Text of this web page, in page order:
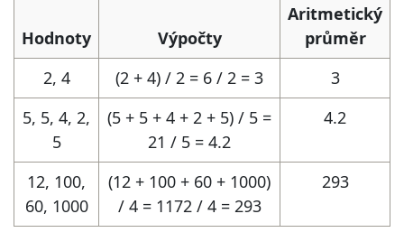
Hodnoty Výpočty
Aritmetický
průměr
2, 4
(2 + 4) / 2 = 6 / 2 = 3
3
5, 5, 4, 2,
5
(5 + 5 + 4 + 2 + 5) / 5 =
21 / 5 = 4.2
4.2
12, 100,
60, 1000
(12 + 100 + 60 + 1000)
/ 4 = 1172 / 4 = 293
293